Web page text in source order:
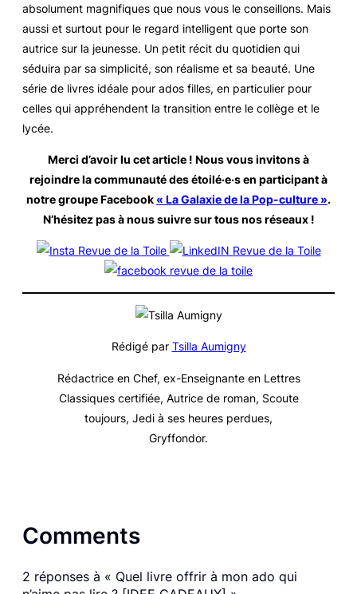
absolument magnifiques que nous vous le conseillons. Mais
aussi et surtout pour le regard intelligent que porte son
autrice sur la jeunesse. Un petit récit du quotidien qui
séduira par sa simplicité, son réalisme et sa beauté. Une
série de livres idéale pour ados filles, en particulier pour
celles qui appréhendent la transition entre le collège et le
lycée.
Merci d’avoir lu cet article ! Nous vous invitons à
rejoindre la communauté des étoilé·e·s en participant à
notre groupe Facebook « La Galaxie de la Pop-culture ».
N’hésitez pas à nous suivre sur tous nos réseaux!
Rédigé par Tsilla Aumigny
Rédactrice en Chef, ex-Enseignante en Lettres
Classiques certifiée, Autrice de roman, Scoute
toujours, Jedi à ses heures perdues,
Gryffondor.
Comments
2 réponses à « Quel livre offrir à mon ado qui